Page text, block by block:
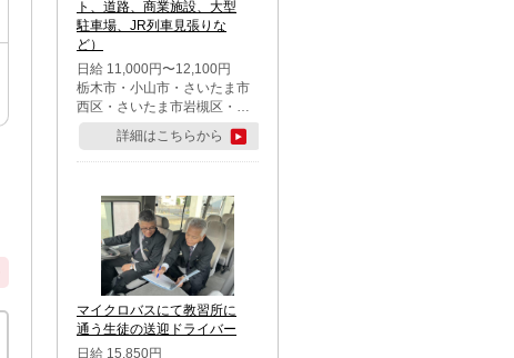
ト、道路、商業施設、大型
駐車場、JR列車見張りな
ど）
日給 11,000円〜12,100円
栃木市・小山市・さいたま市
西区・さいたま市岩槻区・久
喜市・蓮田市
詳細はこちらから
マイクロバスにて教習所に
通う生徒の送迎ドライバー
日給 15,850円